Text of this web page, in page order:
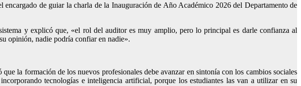
de guiar la charla de la Inauguración de Año Académico 2026 del Departamento de
y explicó que, «el rol del auditor es muy amplio, pero lo principal es darle confianza al
opinión, nadie podría confiar en nadie».
la formación de los nuevos profesionales debe avanzar en sintonía con los cambios sociales
tecnologías e inteligencia artificial, porque los estudiantes las van a utilizar en su